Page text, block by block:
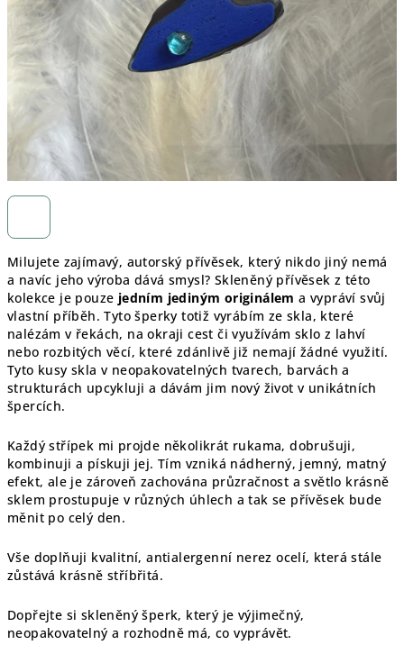
Milujete zajímavý, autorský přívěsek, který nikdo jiný nemá
a navíc jeho výroba dává smysl? Skleněný přívěsek z této
kolekce je pouze jedním jediným originálem a vypráví svůj
vlastní příběh. Tyto šperky totiž vyrábím ze skla, které
nalézám v řekách, na okraji cest či využívám sklo z lahví
nebo rozbitých věcí, které zdánlivě již nemají žádné využití.
Tyto kusy skla v neopakovatelných tvarech, barvách a
strukturách upcykluji a dávám jim nový život v unikátních
špercích.
Každý střípek mi projde několikrát rukama, dobrušuji,
kombinuji a pískuji jej. Tím vzniká nádherný, jemný, matný
efekt, ale je zároveň zachována průzračnost a světlo krásně
sklem prostupuje v různých úhlech a tak se přívěsek bude
měnit po celý den.
Vše doplňuji kvalitní, antialergenní nerez ocelí, která stále
zůstává krásně stříbřitá.
Dopřejte si skleněný šperk, který je výjimečný,
neopakovatelný a rozhodně má, co vyprávět.